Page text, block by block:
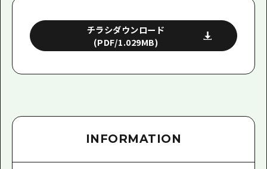
チラシダウンロード
(PDF/1.029MB)
INFORMATION